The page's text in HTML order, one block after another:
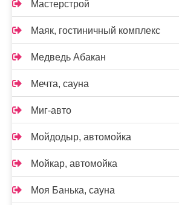
Мастерстрой
Маяк, гостиничный комплекс
Медведь Абакан
Мечта, сауна
Миг-авто
Мойдодыр, автомойка
Мойкар, автомойка
Моя Банька, сауна